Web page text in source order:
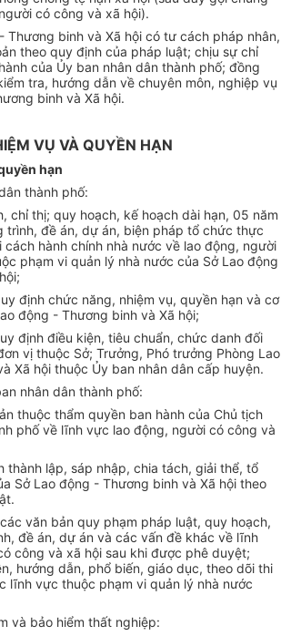
có công và xã hội).
Thương binh và Xã hội có tư cách pháp nhân,
theo quy định của pháp luật; chịu sự chỉ
của Ủy ban nhân dân thành phố; đồng
tra, hướng dẫn về chuyên môn, nghiệp vụ
binh và Xã hội.
VỤ VÀ QUYỀN HẠN
hạn
thành phố:
chỉ thị; quy hoạch, kế hoạch dài hạn, 05 năm
trình, đề án, dự án, biện pháp tổ chức thực
cách hành chính nhà nước về lao động, người
phạm vi quản lý nhà nước của Sở Lao động
định chức năng, nhiệm vụ, quyền hạn và cơ
động - Thương binh và Xã hội;
định điều kiện, tiêu chuẩn, chức danh đối
vị thuộc Sở; Trưởng, Phó trưởng Phòng Lao
Xã hội thuộc Ủy ban nhân dân cấp huyện.
nhân dân thành phố:
thuộc thẩm quyền ban hành của Chủ tịch
phố về lĩnh vực lao động, người có công và
thành lập, sáp nhập, chia tách, giải thể, tổ
Sở Lao động - Thương binh và Xã hội theo
.
văn bản quy phạm pháp luật, quy hoạch,
đề án, dự án và các vấn đề khác về lĩnh
công và xã hội sau khi được phê duyệt;
hướng dẫn, phổ biến, giáo dục, theo dõi thi
lĩnh vực thuộc phạm vi quản lý nhà nước
và bảo hiểm thất nghiệp: